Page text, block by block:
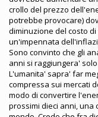
crollo del prezzo
potrebbe provocare)
diminuzione del costo
un'impennata
Sono convinto che gli
anni si raggiungera'
L'umanita' sapra' far
compressa sui mercati
modo di convertire
prossimi dieci anni, una